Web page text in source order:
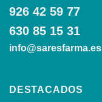
926 42 59 77
630 85 15 31
info@saresfarma.es
DESTACADOS